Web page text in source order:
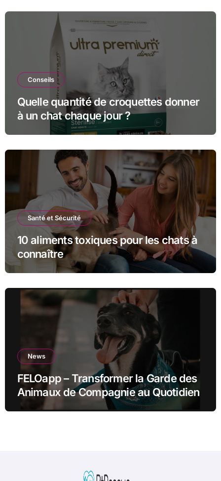
Conseils
Quelle quantité de croquettes donner
à un chat chaque jour ?
Santé et Sécurité
10 aliments toxiques pour les chats à
connaître
News
FELOapp – Transformer la Garde des
Animaux de Compagnie au Quotidien